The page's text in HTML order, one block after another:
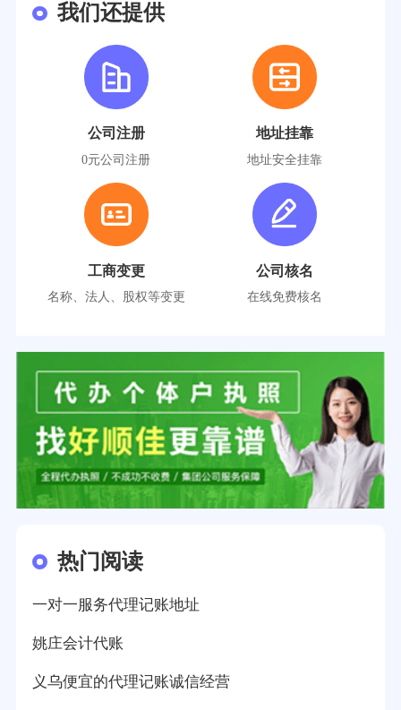
我们还提供
公司注册
0元公司注册
地址挂靠
地址安全挂靠
工商变更
名称、法人、股权等变更
公司核名
在线免费核名
热门阅读
一对一服务代理记账地址
姚庄会计代账
义乌便宜的代理记账诚信经营